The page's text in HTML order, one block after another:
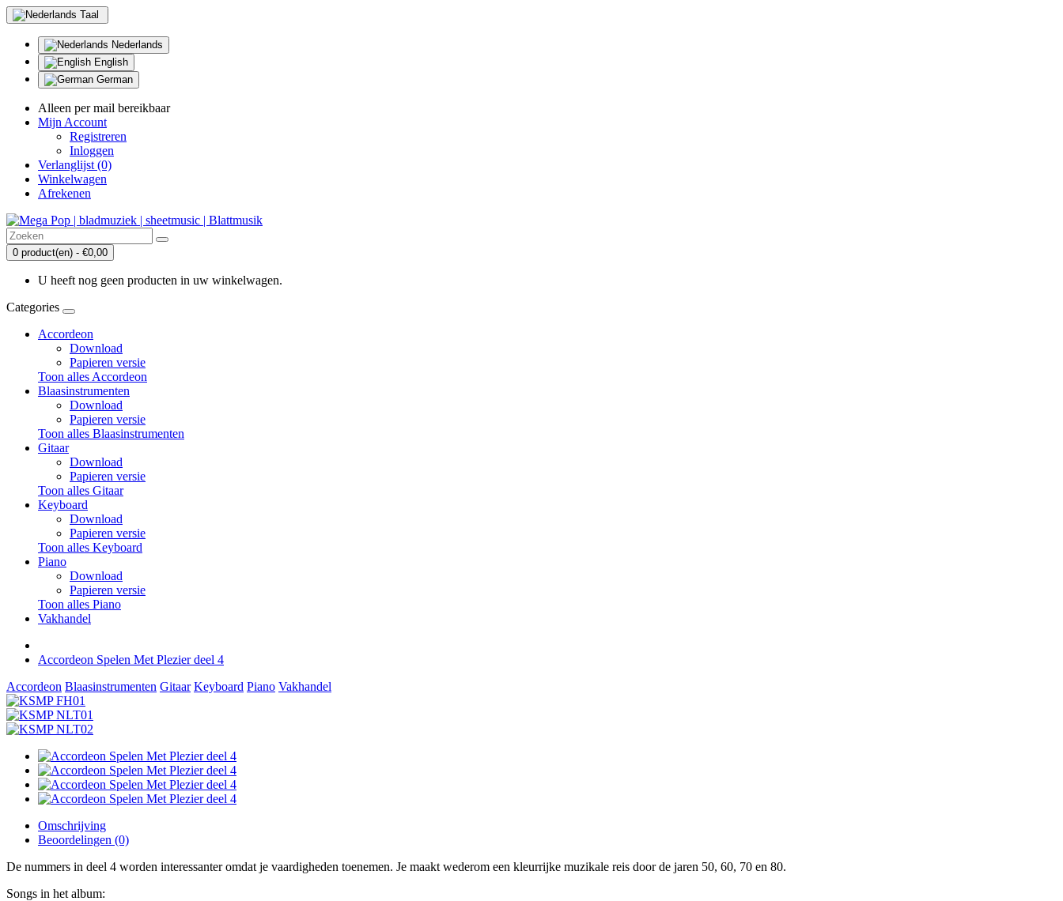
Taal
Nederlands
English
German
Alleen per mail bereikbaar
Mijn Account
Registreren
Inloggen
Verlanglijst (0)
Winkelwagen
Afrekenen
0 product(en) - €0,00
U heeft nog geen producten in uw winkelwagen.
Categories
Accordeon
Download
Papieren versie
Toon alles Accordeon
Blaasinstrumenten
Download
Papieren versie
Toon alles Blaasinstrumenten
Gitaar
Download
Papieren versie
Toon alles Gitaar
Keyboard
Download
Papieren versie
Toon alles Keyboard
Piano
Download
Papieren versie
Toon alles Piano
Vakhandel
Accordeon Spelen Met Plezier deel 4
Accordeon Blaasinstrumenten Gitaar Keyboard Piano Vakhandel
Omschrijving
Beoordelingen (0)
De nummers in deel 4 worden interessanter omdat je vaardigheden toenemen. Je maakt wederom een kleurrijke muzikale reis door de jaren 50, 60, 70 en 80.
Songs in het album: